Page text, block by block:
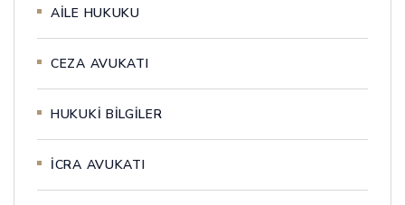
AİLE HUKUKU
CEZA AVUKATI
HUKUKİ BİLGİLER
İCRA AVUKATI